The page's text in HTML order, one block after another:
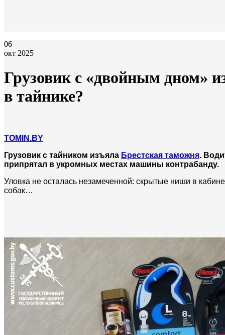
06
окт 2025
Грузовик с «двойным дном»
в тайнике?
TOMIN.BY
Грузовик с тайником изъяла Брестская таможня.
припрятал в укромных местах машины контрабанду.
Уловка не осталась незамеченной: скрытые ниши в
собак…